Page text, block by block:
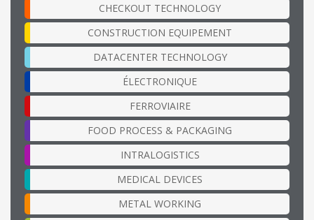
CHECKOUT TECHNOLOGY
CONSTRUCTION EQUIPEMENT
DATACENTER TECHNOLOGY
ÉLECTRONIQUE
FERROVIAIRE
FOOD PROCESS & PACKAGING
INTRALOGISTICS
MEDICAL DEVICES
METAL WORKING